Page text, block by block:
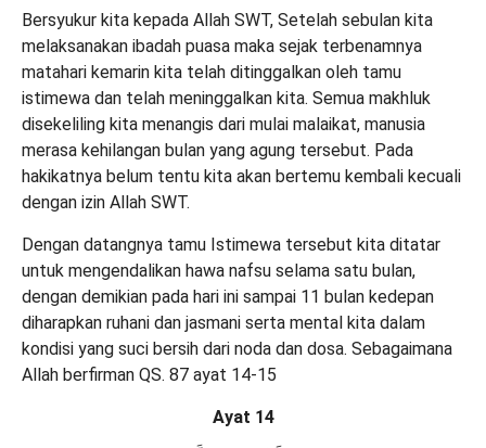
Bersyukur kita kepada Allah SWT, Setelah sebulan kita
melaksanakan ibadah puasa maka sejak terbenamnya
matahari kemarin kita telah ditinggalkan oleh tamu
istimewa dan telah meninggalkan kita. Semua makhluk
disekeliling kita menangis dari mulai malaikat, manusia
merasa kehilangan bulan yang agung tersebut. Pada
hakikatnya belum tentu kita akan bertemu kembali kecuali
dengan izin Allah SWT.
Dengan datangnya tamu Istimewa tersebut kita ditatar
untuk mengendalikan hawa nafsu selama satu bulan,
dengan demikian pada hari ini sampai 11 bulan kedepan
diharapkan ruhani dan jasmani serta mental kita dalam
kondisi yang suci bersih dari noda dan dosa. Sebagaimana
Allah berfirman QS. 87 ayat 14-15
Ayat 14